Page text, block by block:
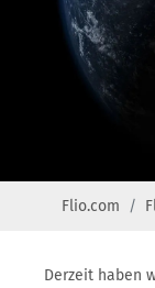
Flio.com
Derzeit haben